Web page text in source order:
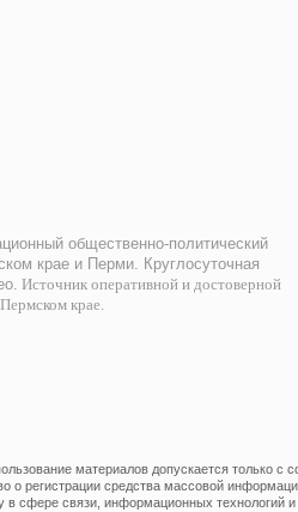
общественно-политический
крае и Перми. Круглосуточная
Источник оперативной и достоверной
крае.
материалов допускается только с
о регистрации средства массовой
в сфере связи, информационных технологий